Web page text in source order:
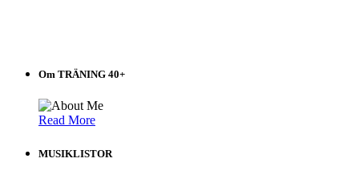
Om TRÄNING 40+
Read More
MUSIKLISTOR